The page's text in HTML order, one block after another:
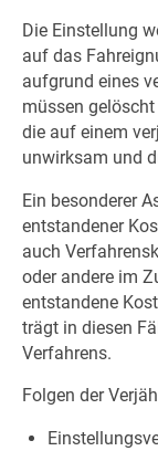
Die Einstellung
auf das
aufgrund eines
müssen
die auf einem
unwirksam und
Ein besonderer
entstandener
auch
oder andere im
entstandene
trägt in diesen
Verfahrens.
Folgen der